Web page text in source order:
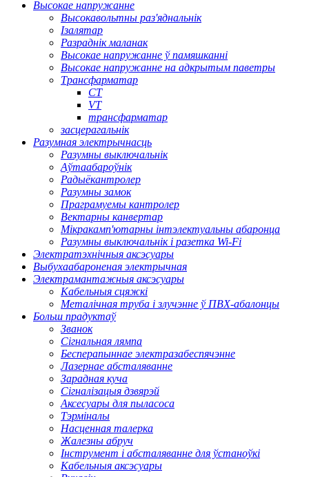
Высокае напружанне
Высокавольтны раз'яднальнік
Ізалятар
Разраднік маланак
Высокае напружанне ў памяшканні
Высокае напружанне на адкрытым паветры
Трансфарматар
CT
VT
трансфарматар
засцерагальнік
Разумная электрычнасць
Разумны выключальнік
Аўтаабароўнік
Радыёкантролер
Разумны замок
Праграмуемы кантролер
Вектарны канвертар
Мікракамп'ютарны інтэлектуальны абаронца
Разумны выключальнік і разетка Wi-Fi
Электратэхнічныя аксэсуары
Выбухаабароненая электрычная
Электрамантажныя аксэсуары
Кабельныя сцяжкі
Металічная труба і злучэнне ў ПВХ-абалонцы
Больш прадуктаў
Званок
Сігнальная лямпа
Бесперапыннае электразабеспячэнне
Лазернае абсталяванне
Зарадная куча
Сігналізацыя дзвярэй
Аксесуары для пыласоса
Тэрміналы
Насценная талерка
Жалезны абруч
Інструмент і абсталяванне для ўстаноўкі
Кабельныя аксэсуары